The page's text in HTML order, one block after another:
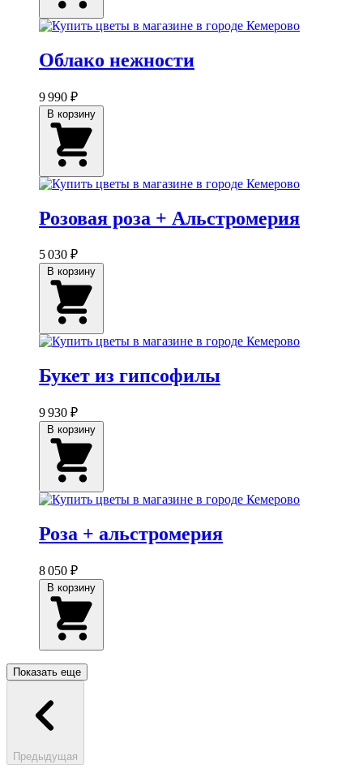
Облако нежности
9 990 ₽
Розовая роза + Альстромерия
5 030 ₽
Букет из гипсофилы
9 930 ₽
Роза + альстромерия
8 050 ₽
Показать еще
Предыдущая